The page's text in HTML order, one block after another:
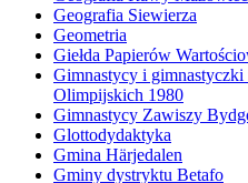
Geografia Siewierza
Geometria
Giełda Papierów
Gimnastycy i
Olimpijskich 1980
Gimnastycy Zawiszy
Glottodydaktyka
Gmina Härjedalen
Gminy dystryktu Betafo